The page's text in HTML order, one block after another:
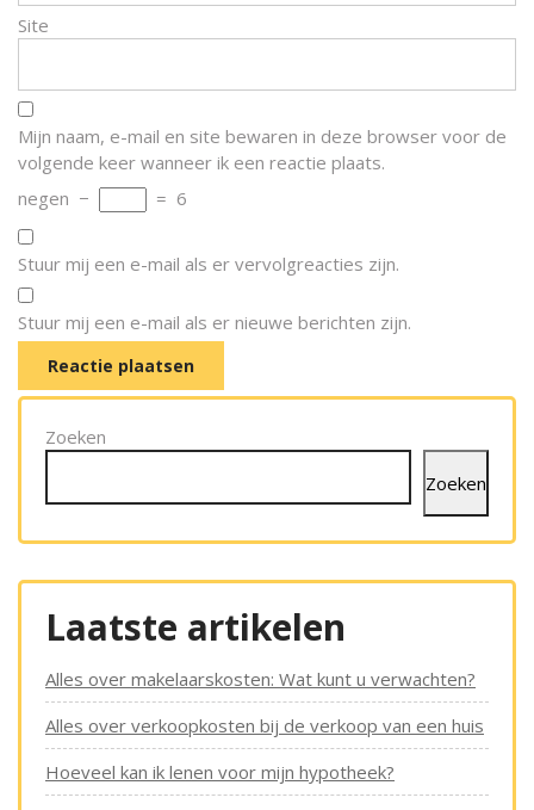
Site
Mijn naam, e-mail en site bewaren in deze browser voor de
volgende keer wanneer ik een reactie plaats.
negen − = 6
Stuur mij een e-mail als er vervolgreacties zijn.
Stuur mij een e-mail als er nieuwe berichten zijn.
Zoeken
Zoeken
Laatste artikelen
Alles over makelaarskosten: Wat kunt u verwachten?
Alles over verkoopkosten bij de verkoop van een huis
Hoeveel kan ik lenen voor mijn hypotheek?